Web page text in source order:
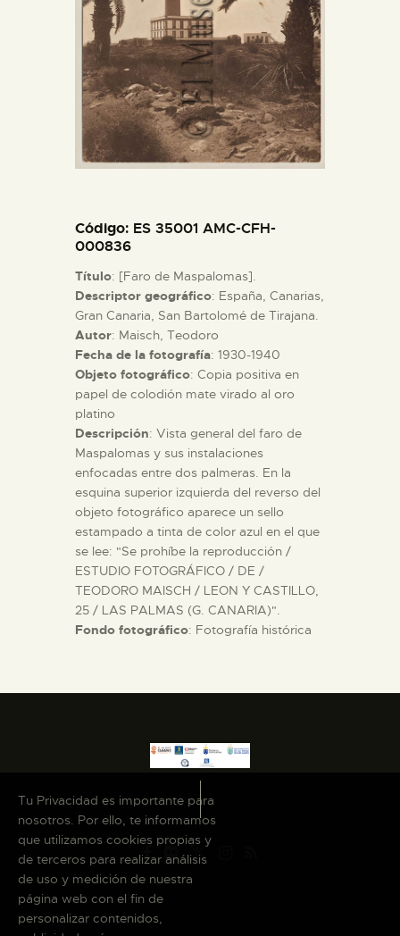
EL MUSEO
COLECCIONES
DIDÁCTICA
Código: ES 35001 AMC-CFH-
000836
Título: [Faro de Maspalomas].
Descriptor geográfico: España, Canarias,
Gran Canaria, San Bartolomé de Tirajana.
Autor: Maisch, Teodoro
Fecha de la fotografía: 1930-1940
Objeto fotográfico: Copia positiva en
papel de colodión mate virado al oro
platino
Descripción: Vista general del faro de
Maspalomas y sus instalaciones
enfocadas entre dos palmeras. En la
esquina superior izquierda del reverso del
objeto fotográfico aparece un sello
estampado a tinta de color azul en el que
se lee: "Se prohíbe la reproducción /
ESTUDIO FOTOGRÁFICO / DE /
TEODORO MAISCH / LEON Y CASTILLO,
25 / LAS PALMAS (G. CANARIA)".
Fondo fotográfico: Fotografía histórica
Tu Privacidad es importante para
nosotros. Por ello, te informamos
que utilizamos cookies propias y
de terceros para realizar análisis
de uso y medición de nuestra
página web con el fin de
personalizar contenidos,